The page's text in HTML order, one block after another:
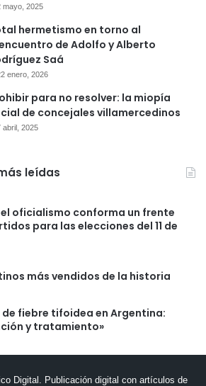
mayo, 2025
hermetismo en torno al
de Adolfo y Alberto
Saá
enero, 2026
para no resolver: la miopía
de concejales villamercedinos
abril, 2025
leídas
el oficialismo conforma un frente
para las elecciones del 11 de
más vendidos de la historia
fiebre tifoidea en Argentina:
y tratamiento»
Digital. Publicación digital con artículos de